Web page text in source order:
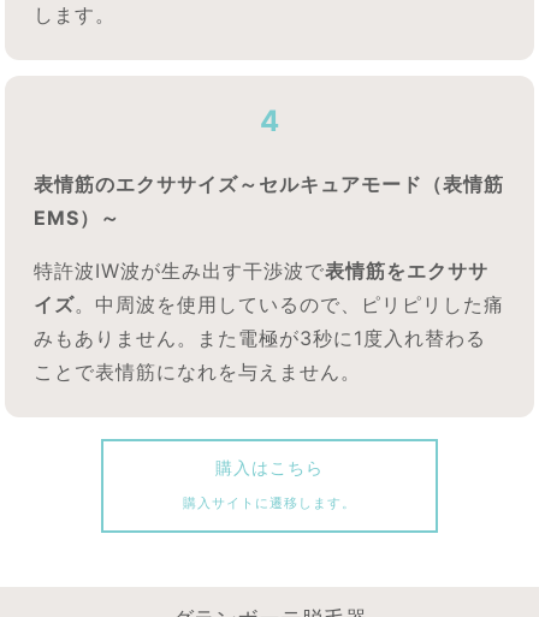
します。
4
表情筋のエクササイズ～セルキュアモード（表情筋
EMS）～
特許波IW波が生み出す干渉波で表情筋をエクササ
イズ。中周波を使用しているので、ピリピリした痛
みもありません。また電極が3秒に1度入れ替わる
ことで表情筋になれを与えません。
購入はこちら
購入サイトに遷移します。